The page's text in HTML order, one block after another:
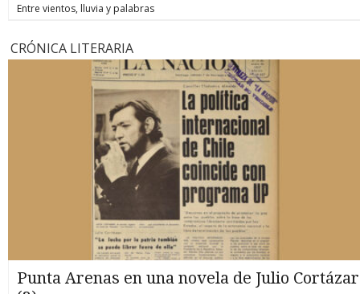
Entre vientos, lluvia y palabras
CRÓNICA LITERARIA
Punta Arenas en una novela de Julio Cortázar